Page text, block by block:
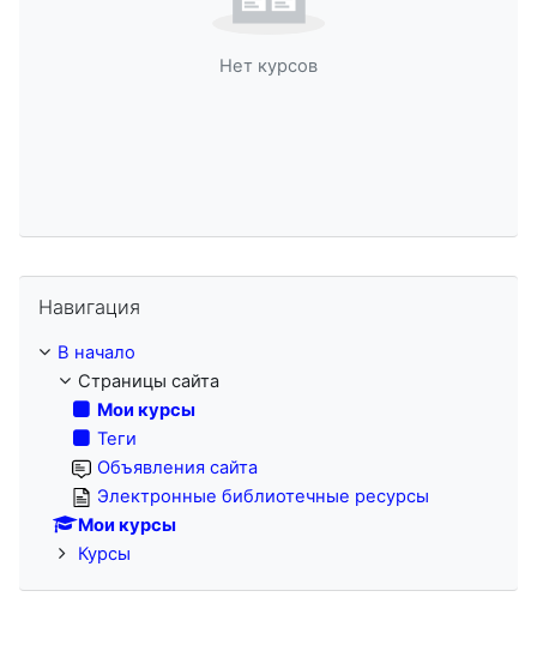
Нет курсов
Навигация
В начало
Страницы сайта
Мои курсы
Теги
Объявления сайта
Электронные библиотечные ресурсы
Мои курсы
Курсы